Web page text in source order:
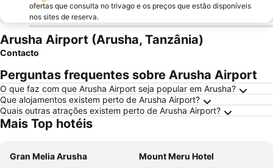
ofertas que consulta no trivago e os preços que estão disponíveis
nos sites de reserva.
Arusha Airport (Arusha, Tanzânia)
Contacto
Perguntas frequentes sobre Arusha Airport
O que faz com que Arusha Airport seja popular em Arusha?
Que alojamentos existem perto de Arusha Airport?
Quais outras atrações existem perto de Arusha Airport?
Mais Top hotéis
Gran Melia Arusha
Mount Meru Hotel